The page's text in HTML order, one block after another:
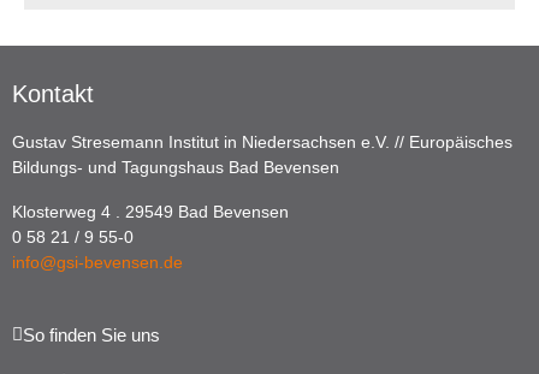
Kontakt
Gustav Stresemann Institut in Niedersachsen e.V. // Europäisches
Bildungs- und Tagungshaus Bad Bevensen
Klosterweg 4 . 29549 Bad Bevensen
0 58 21 / 9 55-0
info@gsi-bevensen.de
So finden Sie uns